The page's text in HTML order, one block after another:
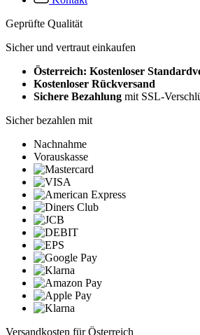
Geprüfte Qualität
Sicher und vertraut einkaufen
Österreich: Kostenloser
Kostenloser Rückversand
Sichere Bezahlung mit SSL-
Sicher bezahlen mit
Nachnahme
Vorauskasse
Versandkosten für Österreich